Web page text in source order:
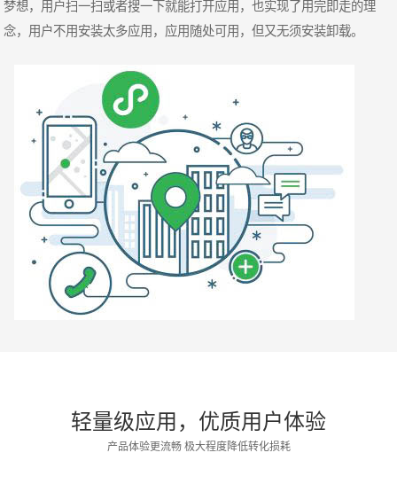
梦想，用户扫一扫或者搜一下就能打开应用，也实现了用完即走的理
念，用户不用安装太多应用，应用随处可用，但又无须安装卸载。
轻量级应用，优质用户体验
产品体验更流畅 极大程度降低转化损耗